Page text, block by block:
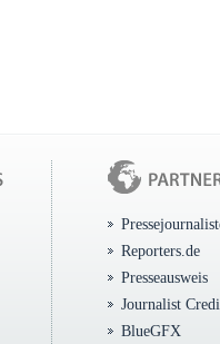
Reporters.de
Presseausweis
Journalist
BlueGFX